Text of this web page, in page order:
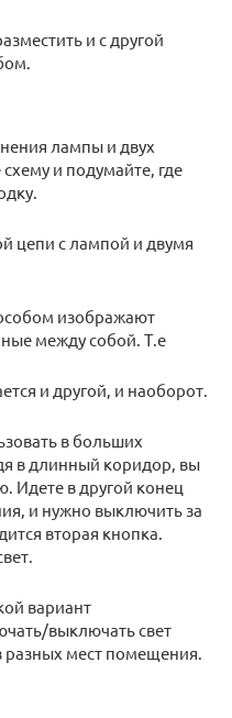
и с другой
лампы и двух
и подумайте, где
цепи с лампой и двумя
изображают
между собой. Т.е
и другой, и наоборот.
в больших
в длинный коридор, вы
Идете в другой конец
и нужно выключить за
вторая кнопка.
вариант
выключать свет
мест помещения.